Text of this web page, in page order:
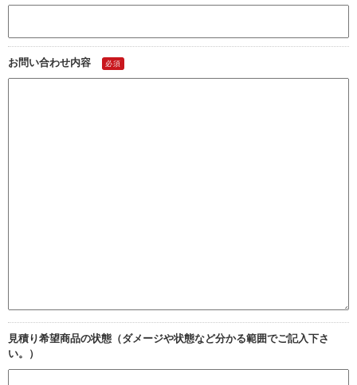
お問い合わせ内容 必須
見積り希望商品の状態（ダメージや状態など分かる範囲でご記入下さ
い。）